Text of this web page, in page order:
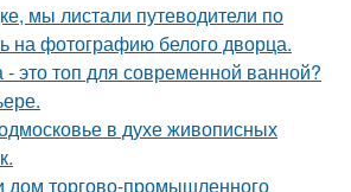
мы листали путеводители по
на фотографию белого дворца.
- это топ для современной ванной?
в духе живописных
дом торгово-промышленного